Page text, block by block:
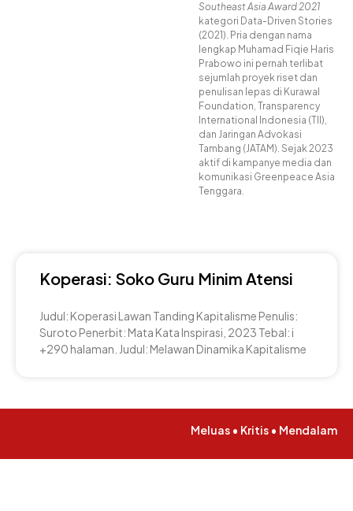
Southeast Asia Award 2021
kategori Data-Driven Stories
(2021). Pria dengan nama
lengkap Muhamad Fiqie Haris
Prabowo ini pernah terlibat
sejumlah proyek riset dan
penulisan lepas di Kurawal
Foundation, Transparency
International Indonesia (TII),
dan Jaringan Advokasi
Tambang (JATAM). Sejak 2023
aktif di kampanye media dan
komunikasi Greenpeace Asia
Tenggara.
Koperasi: Soko Guru Minim Atensi
Judul: Koperasi Lawan Tanding Kapitalisme Penulis:
Suroto Penerbit: Mata Kata Inspirasi, 2023 Tebal: i
+290 halaman. Judul: Melawan Dinamika Kapitalisme
Meluas • Kritis • Mendalam